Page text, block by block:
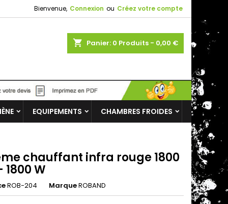
Bienvenue, Connexion ou Créez votre compte
shopping_cart Panier: 0 Produits - 0,00 €
EQUIPEMENTS CHAMBRES FROIDES
chauffant infra rouge 1800
W
ROB-204 MarqueROBAND